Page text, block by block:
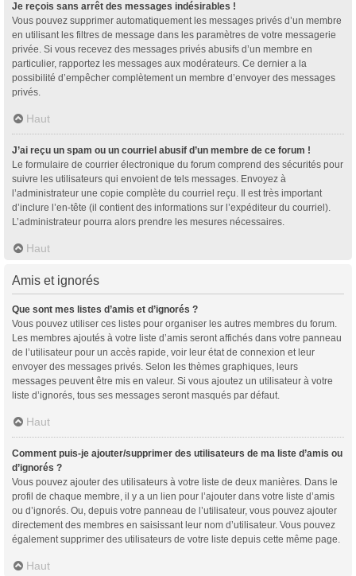
Je reçois sans arrêt des messages indésirables !
Vous pouvez supprimer automatiquement les messages privés d’un membre
en utilisant les filtres de message dans les paramètres de votre messagerie
privée. Si vous recevez des messages privés abusifs d’un membre en
particulier, rapportez les messages aux modérateurs. Ce dernier a la
possibilité d’empêcher complètement un membre d’envoyer des messages
privés.
Haut
J’ai reçu un spam ou un courriel abusif d’un membre de ce forum !
Le formulaire de courrier électronique du forum comprend des sécurités pour
suivre les utilisateurs qui envoient de tels messages. Envoyez à
l’administrateur une copie complète du courriel reçu. Il est très important
d’inclure l’en-tête (il contient des informations sur l’expéditeur du courriel).
L’administrateur pourra alors prendre les mesures nécessaires.
Haut
Amis et ignorés
Que sont mes listes d’amis et d’ignorés ?
Vous pouvez utiliser ces listes pour organiser les autres membres du forum.
Les membres ajoutés à votre liste d’amis seront affichés dans votre panneau
de l’utilisateur pour un accès rapide, voir leur état de connexion et leur
envoyer des messages privés. Selon les thèmes graphiques, leurs
messages peuvent être mis en valeur. Si vous ajoutez un utilisateur à votre
liste d’ignorés, tous ses messages seront masqués par défaut.
Haut
Comment puis-je ajouter/supprimer des utilisateurs de ma liste d’amis ou
d’ignorés ?
Vous pouvez ajouter des utilisateurs à votre liste de deux manières. Dans le
profil de chaque membre, il y a un lien pour l’ajouter dans votre liste d’amis
ou d’ignorés. Ou, depuis votre panneau de l’utilisateur, vous pouvez ajouter
directement des membres en saisissant leur nom d’utilisateur. Vous pouvez
également supprimer des utilisateurs de votre liste depuis cette même page.
Haut